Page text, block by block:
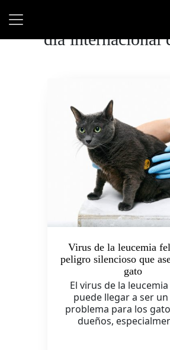
día internacional
Virus de la leucemia
peligro silencioso que
gato
El virus de la
puede llegar a ser
problema para los
dueños,